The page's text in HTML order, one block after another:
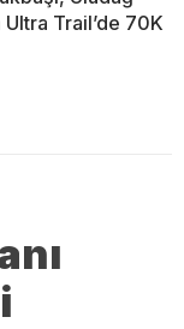
Trail’de 70K